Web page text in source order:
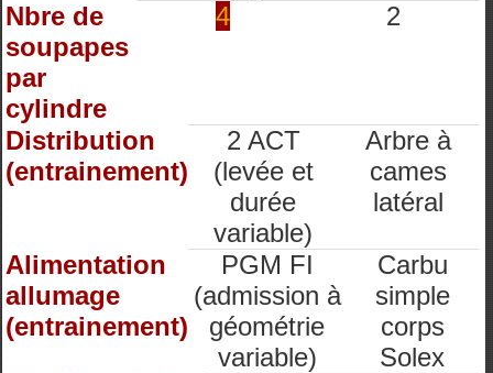
Nbre de
soupapes
par
cylindre
4 2
Distribution
(entrainement)
2 ACT
(levée et
durée
variable)
Arbre à
cames
latéral
Alimentation
allumage
(entrainement)
PGM FI
(admission à
géométrie
variable)
Carbu
simple
corps
Solex